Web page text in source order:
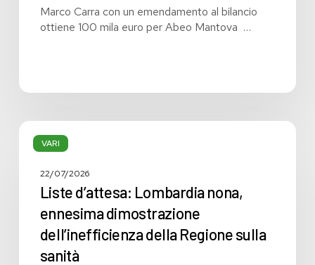
dedicata
alimentari
Marco Carra con un emendamento al bilancio
ottiene 100 mila euro per Abeo Mantova …
VARI
Liste
d’attesa:
nona,
ennesima
dimostrazione
dell’inefficienza
Regione
22/07/2026
Liste d’attesa: Lombardia nona,
ennesima dimostrazione
dell’inefficienza della Regione sulla
sanità